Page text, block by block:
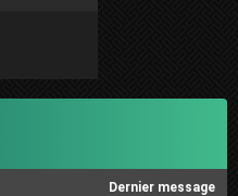
Dernier message